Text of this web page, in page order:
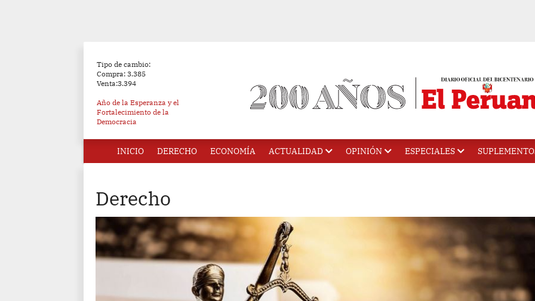
Tipo de cambio:
Compra: 3.385
Venta:3.394
Año de la Esperanza y el
Fortalecimiento de la
Democracia
INICIO DERECHO ECONOMÍA ACTUALIDAD OPINIÓN ESPECIALES
Derecho